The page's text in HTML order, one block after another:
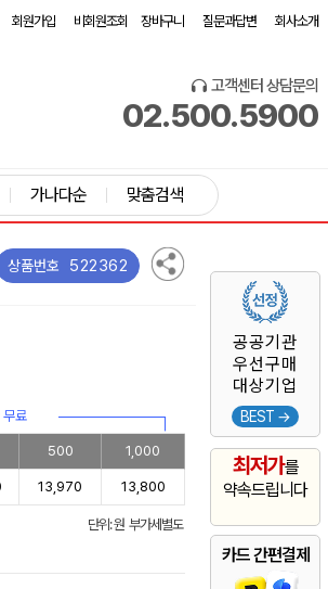
회원가입 비회원조회 장바구니 질문과답변 회사소개
고객센터 상담문의
02.500.5900
공공기관
우선구매
대상기업
BEST →
최저가를
약속드립니다
카드 간편결제
가나다순 맞춤검색
상품번호 522362
료
500 1,000
13,970 13,800
단위: 원 부가세별도